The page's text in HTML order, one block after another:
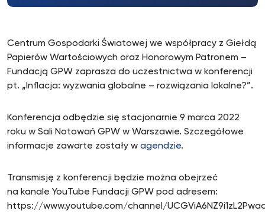
Centrum Gospodarki Światowej we współpracy z Giełdą
Papierów Wartościowych oraz Honorowym Patronem –
Fundacją GPW zaprasza do uczestnictwa w konferencji
pt. „Inflacja: wyzwania globalne – rozwiązania lokalne?”.
Konferencja odbędzie się stacjonarnie 9 marca 2022
roku w Sali Notowań GPW w Warszawie. Szczegółowe
informacje zawarte zostały w agendzie.
Transmisję z konferencji będzie można obejrzeć
na kanale YouTube Fundacji GPW pod adresem:
https://www.youtube.com/channel/